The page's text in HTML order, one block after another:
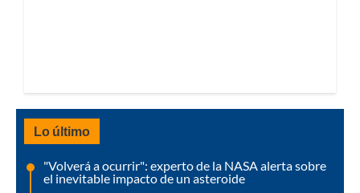
Lo último
"Volverá a ocurrir": experto de la NASA alerta sobre
el inevitable impacto de un asteroide